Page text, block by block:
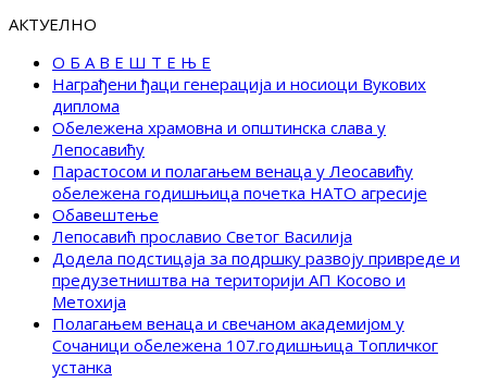
АКТУЕЛНО
О Б А В Е Ш Т Е Њ Е
Награђени ђаци генерација и носиоци Вукових
диплома
Обележена храмовна и општинска слава у
Лепосавићу
Парастосом и полагањем венаца у Леосавићу
обележена годишњица почетка НАТО агресије
Обавештење
Лепосавић прославио Светог Василија
Додела подстицаја за подршку развоју привреде и
предузетништва на територији АП Косово и
Метохија
Полагањем венаца и свечаном академијом у
Сочаници обележена 107.годишњица Топличког
устанка